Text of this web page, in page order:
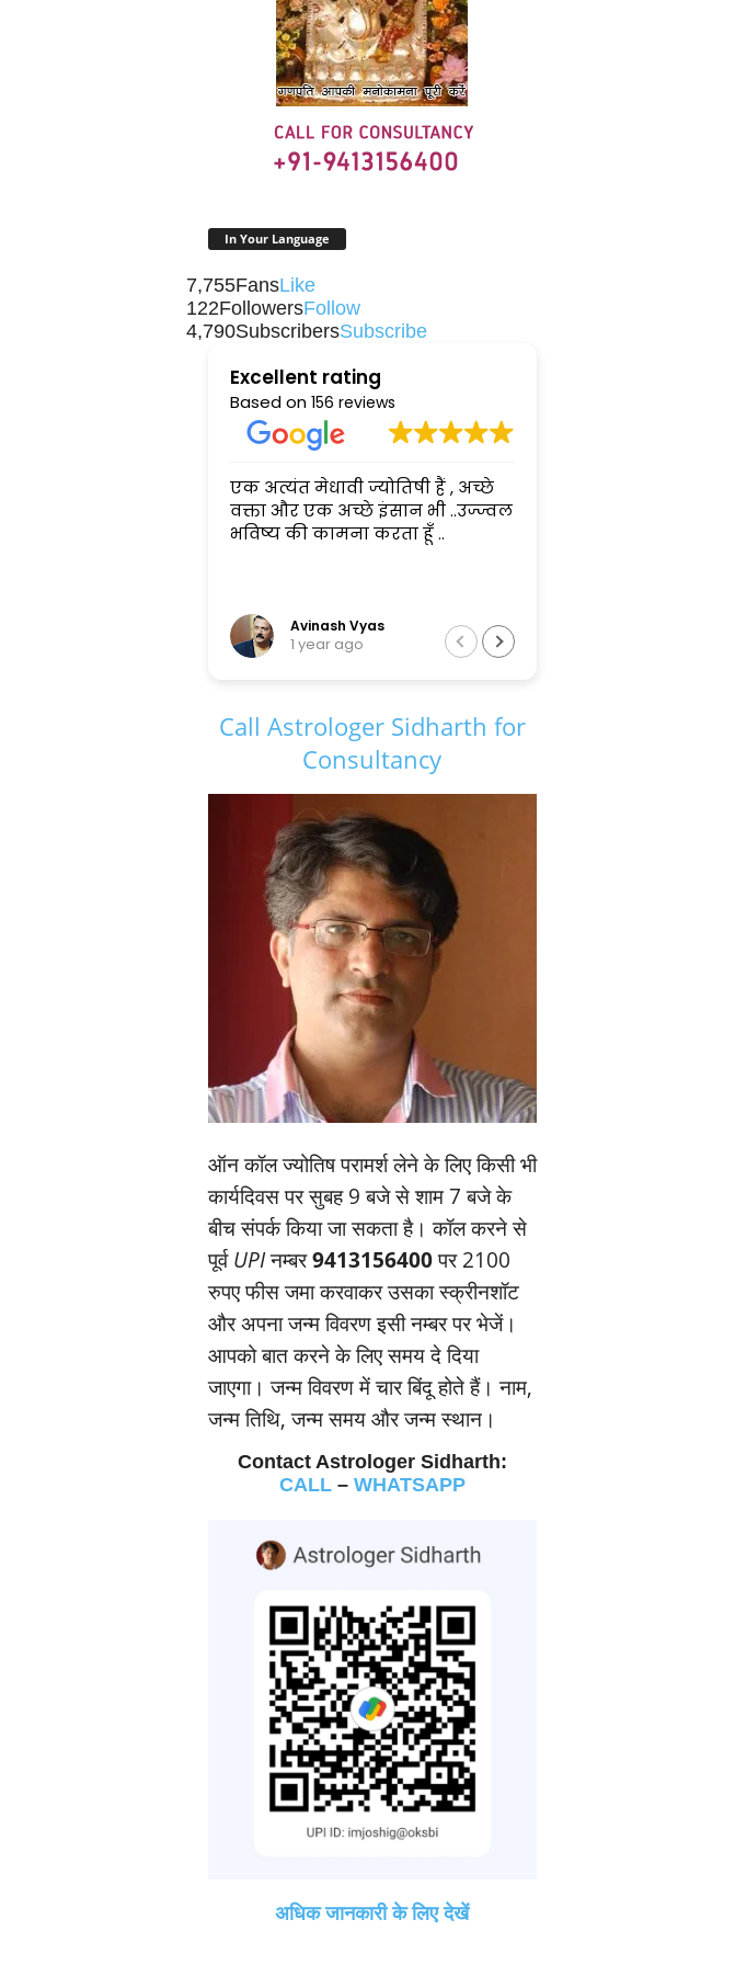
In Your Language
7,755FansLike
122FollowersFollow
4,790SubscribersSubscribe
Excellent rating
Based on 156 reviews
एक अत्यंत मेधावी ज्योतिषी हैं , अच्छे
वक्ता और एक अच्छे इंसान भी ..उज्ज्वल
भविष्य की कामना करता हूँ ..
Avinash Vyas
1 year ago
Call Astrologer Sidharth for
Consultancy
ऑन कॉल ज्‍योतिष परामर्श लेने के लिए किसी भी
कार्यदिवस पर सुबह 9 बजे से शाम 7 बजे के
बीच संपर्क किया जा सकता है। कॉल करने से
पूर्वUPIनम्‍बर9413156400पर 2100
रुपए फीस जमा करवाकर उसका स्‍क्रीनशॉट
और अपना जन्‍म विवरण इसी नम्‍बर पर भेजें।
आपको बात करने के लिए समय दे दिया
जाएगा। जन्‍म विवरण में चार बिंदू होते हैं। नाम,
जन्‍म तिथि, जन्‍म समय और जन्‍म स्‍थान।
Contact Astrologer Sidharth:
CALL– WHATSAPP
अधिक जानकारी के लिए देखें